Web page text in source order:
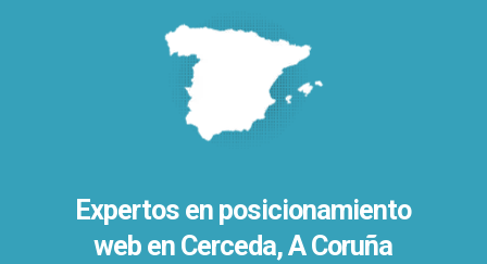
Expertos en posicionamiento
web en Cerceda, A Coruña